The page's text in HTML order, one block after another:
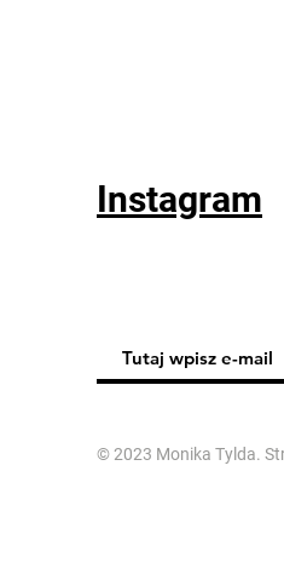
Instagram
© 2023 Monika Tylda.